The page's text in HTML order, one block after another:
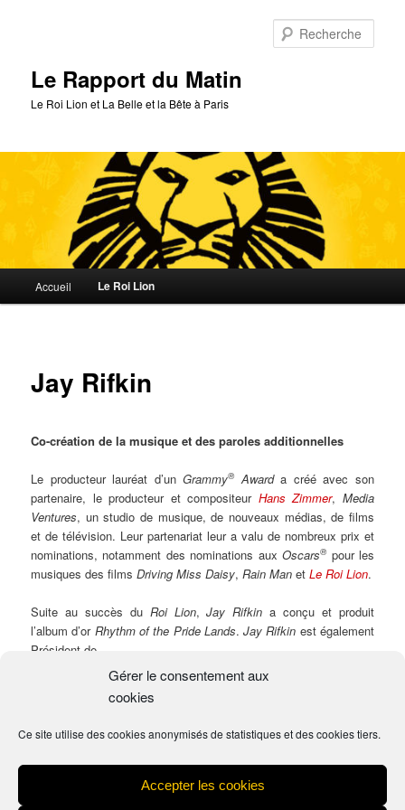
Gérer le consentement aux
cookies
Ce site utilise des cookies anonymisés de statistiques et des cookies tiers.
Accepter les cookies
Le Rapport du Matin
Le Roi Lion et La Belle et la Bête à Paris
principal
Accueil Le Roi Lion
Jay Rifkin
Co-création de la musique et des paroles additionnelles
Le producteur lauréat d’unGrammy®Awarda créé avec son
partenaire, le producteur et compositeur Hans Zimmer, Media
Ventures, un studio de musique, de nouveaux médias, de films
et de télévision. Leur partenariat leur a valu de nombreux prix et
nominations, notamment des nominations auxOscars®pour les
musiques des filmsDriving Miss Daisy,Rain Man etLe Roi Lion.
Suite au succès du Roi Lion,Jay Rifkin a conçu et produit
l’album d’or Rhythm of the Pride Lands. Jay Rifkin est également
Président de
Media Revolution, une nouvelle société lauréate de nombreux
Ventures Pictures, productrice de la comédie
Source : Stage Entertainment France